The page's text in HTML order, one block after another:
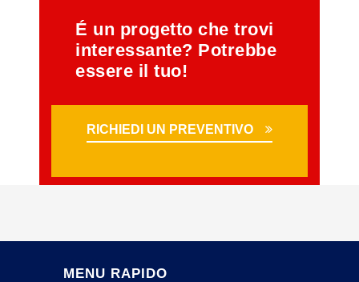
É un progetto che trovi
interessante? Potrebbe
essere il tuo!
RICHIEDI UN PREVENTIVO
MENU RAPIDO